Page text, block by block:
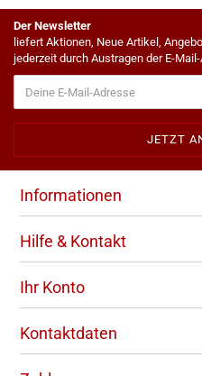
Der Newsletter
liefert Aktionen, Neue Artikel,
jederzeit durch Austragen der E-
Informationen
Hilfe & Kontakt
Ihr Konto
Kontaktdaten